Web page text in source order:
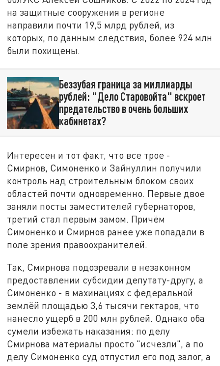
на защитные сооружения в регионе
направили почти 19,5 млрд рублей, из
которых, по данным следствия, более 924 млн
были похищены.
Беззубая граница за миллиарды
рублей: "Дело Старовойта" вскроет
предательство в очень больших
кабинетах?
Интересен и тот факт, что все трое -
Смирнов, Симоненко и Зайнуллин получили
контроль над строительным блоком своих
областей почти одновременно. Первые двое
заняли посты заместителей губернаторов,
третий стал первым замом. Причём
Симоненко и Смирнов ранее уже попадали в
поле зрения правоохранителей.
Так, Смирнова подозревали в незаконном
предоставлении субсидии депутату-другу, а
Симоненко - в махинациях с федеральной
землёй площадью 3,6 тысячи гектаров, что
нанесло ущерб в 200 млн рублей. Однако оба
сумели избежать наказания: по делу
Смирнова материалы просто "исчезли", а по
делу Симоненко суд отпустил его под залог, а